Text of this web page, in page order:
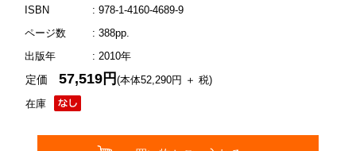
ISBN
: 978-1-4160-4689-9
ページ数
: 388pp.
出版年
: 2010年
在庫
定価57,519円(本体52,290円 ＋ 税)